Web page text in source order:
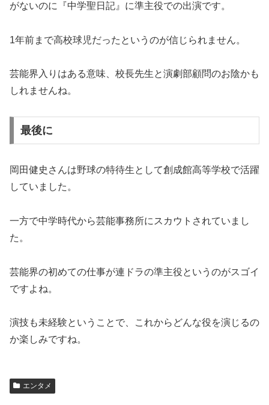
がないのに『中学聖日記』に準主役での出演です。
1年前まで高校球児だったというのが信じられません。
芸能界入りはある意味、校長先生と演劇部顧問のお陰かも
しれませんね。
最後に
岡田健史さんは野球の特待生として創成館高等学校で活躍
していました。
一方で中学時代から芸能事務所にスカウトされていまし
た。
芸能界の初めての仕事が連ドラの準主役というのがスゴイ
ですよね。
演技も未経験ということで、これからどんな役を演じるの
か楽しみですね。
エンタメ